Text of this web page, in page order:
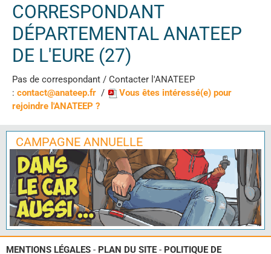
CORRESPONDANT
DÉPARTEMENTAL ANATEEP
DE L'EURE (27)
Pas de correspondant / Contacter l'ANATEEP
: contact@anateep.fr /
Vous êtes intéressé(e) pour
rejoindre l'ANATEEP ?
CAMPAGNE ANNUELLE
MENTIONS LÉGALES - PLAN DU SITE - POLITIQUE DE